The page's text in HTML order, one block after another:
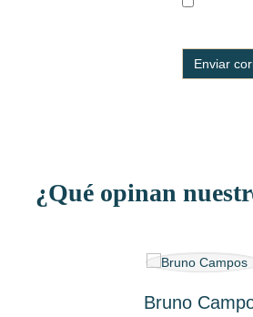
Enviar
¿Qué opinan
Bruno